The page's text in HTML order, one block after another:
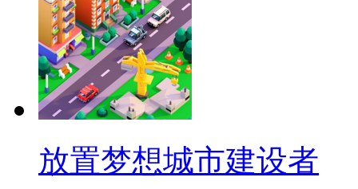
放置梦想城市建设者